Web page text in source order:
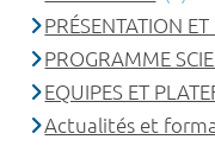
PRÉSENTATION
PROGRAMME
EQUIPES ET
Actualités et